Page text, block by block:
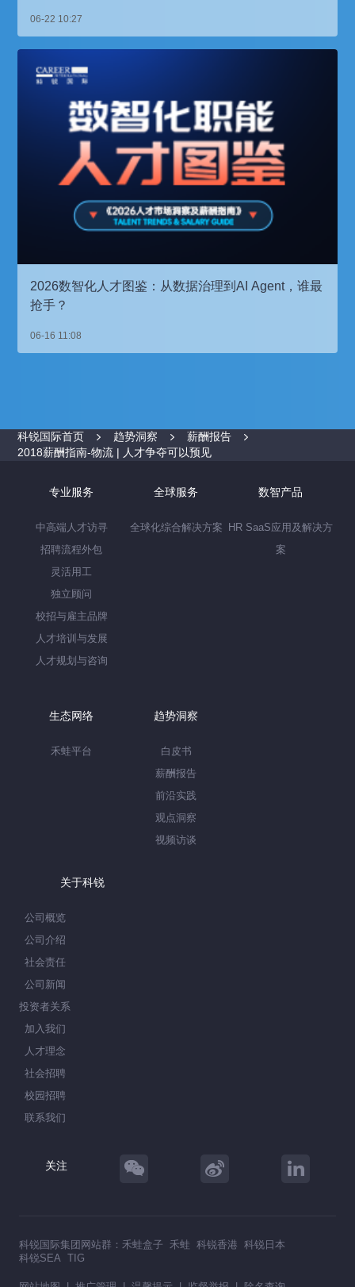
06-22 10:27
2026数智化人才图鉴：从数据治理到AI Agent，谁最
抢手？
06-16 11:08
科锐国际首页 趋势洞察
薪酬报告
2018薪酬指南-物流 | 人才争夺可以预见
专业服务
中高端人才访寻
招聘流程外包
灵活用工
独立顾问
校招与雇主品牌
人才培训与发展
人才规划与咨询
全球服务
全球化综合解决方案
数智产品
HR SaaS应用及解决方
案
生态网络
禾蛙平台
趋势洞察
白皮书
薪酬报告
前沿实践
观点洞察
视频访谈
关于科锐
公司概览
公司介绍
社会责任
公司新闻
投资者关系
加入我们
人才理念
社会招聘
校园招聘
联系我们
关注
科锐国际集团网站群： 禾蛙盒子 禾蛙 科锐香港 科锐日本
科锐SEA TIG